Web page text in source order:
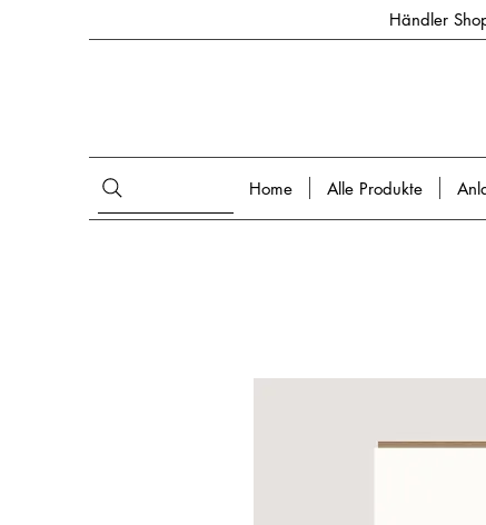
Händler
Home Alle Produkte